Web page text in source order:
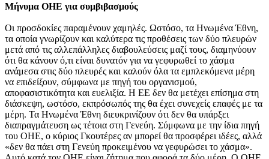
Μήνυμα ΟΗΕ για συμβιβασμούς
Οι προσδοκίες παραμένουν χαμηλές. Ωστόσο, τα Ηνωμένα Έθνη,
τα οποία γνωρίζουν και καλύτερα τις προθέσεις των δύο πλευρών
μετά από τις αλλεπάλληλες διαβουλεύσεις μαζί τους, διαμηνύουν
ότι θα κάνουν ό,τι είναι δυνατόν για να γεφυρωθεί το χάσμα
ανάμεσα στις δύο πλευρές και καλούν όλα τα εμπλεκόμενα μέρη
να επιδείξουν, σύμφωνα με πηγή του oργανισμού,
αποφασιστικότητα και ευελιξία. Η ΕΕ δεν θα μετέχει επίσημα στη
διάσκεψη, ωστόσο, εκπρόσωπός της θα έχει συνεχείς επαφές με τα
μέρη. Τα Ηνωμένα Έθνη διευκρινίζουν ότι δεν θα υπάρξει
διαπραγμάτευση ως τέτοια στη Γενεύη. Σύμφωνα με την ίδια πηγή
του ΟΗΕ, ο κύριος Γκουτέρες αν μπορεί θα προσφέρει ιδέες, αλλά
«δεν θα πάει στη Γενεύη προκειμένου να γεφυρώσει το χάσμα».